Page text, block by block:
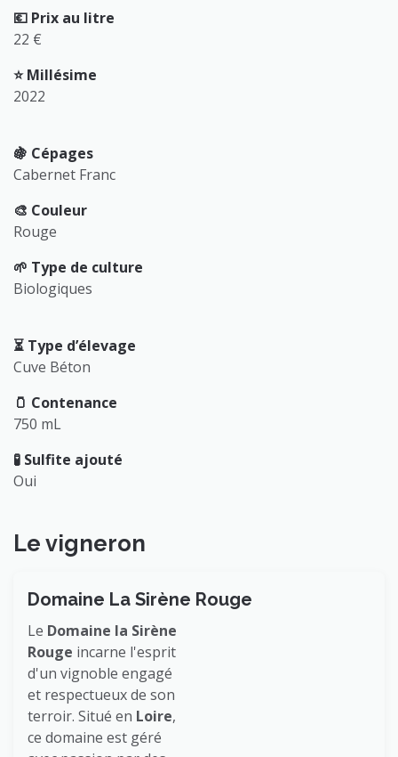
💶 Prix au litre
22 €
⭐️ Millésime
2022
🍇 Cépages
Cabernet Franc
🎨 Couleur
Rouge
🌱 Type de culture
Biologiques
⏳️ Type d’élevage
Cuve Béton
🫙 Contenance
750 mL
🧪 Sulfite ajouté
Oui
Le vigneron
Domaine La Sirène Rouge
Le Domaine la Sirène
Rouge incarne l'esprit
d'un vignoble engagé
et respectueux de son
terroir. Situé en Loire,
ce domaine est géré